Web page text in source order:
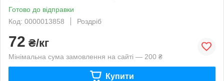
Готово до відправки
Код: 0000013858
Роздріб
72 ₴/кг
Мінімальна сума замовлення на сайті — 200 ₴
Купити